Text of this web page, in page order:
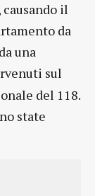
il
da
una
sul
del 118.
state